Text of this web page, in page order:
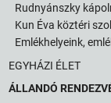
Rudnyánszky
Kun Éva köztéri
Emlékhelyeink,
EGYHÁZI ÉLET
ÁLLANDÓ